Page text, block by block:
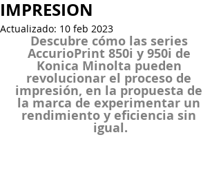
IMPRESION
Actualizado: 10 feb 2023
Descubre cómo las series
AccurioPrint 850i y 950i de
Konica Minolta pueden
revolucionar el proceso de
impresión, en la propuesta de
la marca de experimentar un
rendimiento y eficiencia sin
igual.